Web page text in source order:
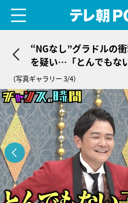
“NGなし”グラドルの
を疑い…「とんでもな
（写真ギャラリー 3/4）